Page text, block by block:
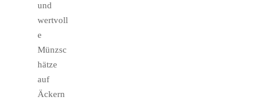
und
wertvoll
e
Münzsc
hätze
auf
Äckern